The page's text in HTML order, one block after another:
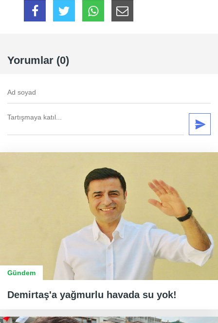
Yorumlar (0)
Gündem
Demirtaş'a yağmurlu havada su yok!